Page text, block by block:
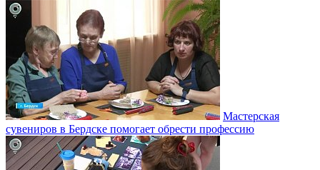
Мастерская
сувениров в Бердске помогает обрести профессию